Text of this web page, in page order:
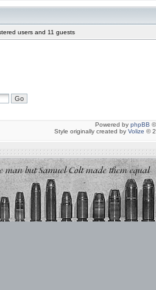
users and 11 guests
Powered by phpBB
Style originally created by Volize ©